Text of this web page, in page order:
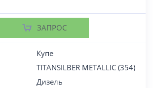
ЗАПРОС
Купе
TITANSILBER METALLIC (354)
Дизель